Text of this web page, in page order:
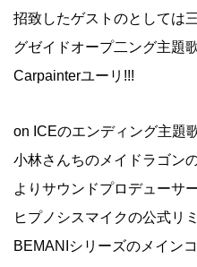
招致したゲストのとしては
グゼイドオープ二ング主題
Carpainterユーリ!!!
on ICEのエンディング主題
小林さんちのメイドラゴン
よりサウンドプロデューサ
ヒプノシスマイクの公式リ
BEMANIシリーズのメイン